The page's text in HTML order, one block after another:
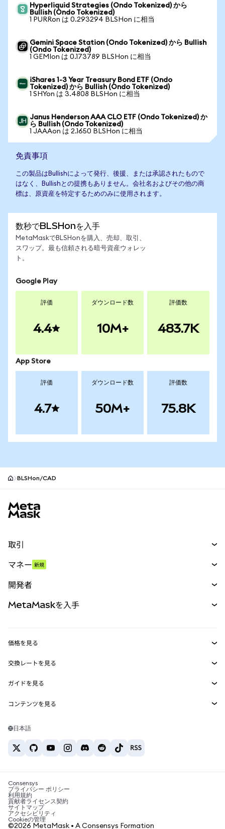
Hyperliquid Strategies (Ondo Tokenized) から
Bullish (Ondo Tokenized)
1 PURRon は 0.293294 BLSHon に相当
Gemini Space Station (Ondo Tokenized) から Bullish
(Ondo Tokenized)
1 GEMIon は 0.173789 BLSHon に相当
iShares 1-3 Year Treasury Bond ETF (Ondo
Tokenized) から Bullish (Ondo Tokenized)
1 SHYon は 3.4808 BLSHon に相当
Janus Henderson AAA CLO ETF (Ondo Tokenized) か
ら Bullish (Ondo Tokenized)
1 JAAAon は 2.1650 BLSHon に相当
免責事項
この製品はBullishによって発行、後援、または承認されたもので
はなく、Bullishとの提携もありません。会社名およびその他の商
標は、原資産を特定するためのみに使用されます。
数秒でBLSHonを入手
MetaMaskでBLSHonを購入、売却、取引、
スワップ。最も信頼される暗号資産ウォレッ
ト。
Google Play
評価
4.4
ダウンロード数
10M+
評価数
483.7K
App Store
評価
4.7
ダウンロード数
50M+
評価数
75.8K
BLSHon/CAD
取引
パーペチュアル
RWA
マネー 新規
開発者
MetaMask Connect
Snaps
Web3サービス
MetaMaskを入手
セキュリティ
サポート
キャリア
お問い合わせ
価格を見る
イーサリアムの価格
Solanaの価格
Tetherの価格
交換レートを見る
ETH→USD
USDT→INR
BTC→INR
ETH→USDT
ガイドを見る
ETHの購入
USDTの購入
SHIBの購入
BNBの購入
コンテンツを見る
Solanaウォレット
税制関連ニュース
暗号資産の購入方法は？
ビットコインを売るには？
日本語
Consensys
プライバシー ポリシー
利用規約
貢献者ライセンス契約
サイトマップ
アクセシビリティ
Cookieの管理
©2026 MetaMask • A Consensys Formation